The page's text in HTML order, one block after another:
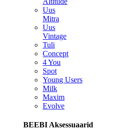
Uus
Mitra
Uus
Vintage
Tuli
Concept
4 You
Spot
Young Users
Milk
Maxim
Evolve
BEEBI Aksessuaarid